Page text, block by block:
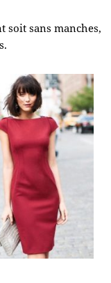
soit sans manches,